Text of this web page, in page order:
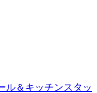
ル＆キッチンスタッ